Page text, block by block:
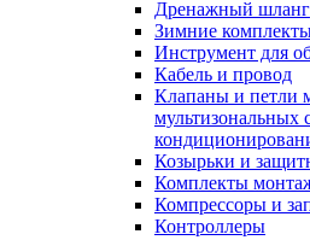
Дренажный шланг
Зимние
Инструмент для
Кабель и провод
Клапаны и петли
мультизональных
Козырьки и
Комплекты
Компрессоры и
Контроллеры